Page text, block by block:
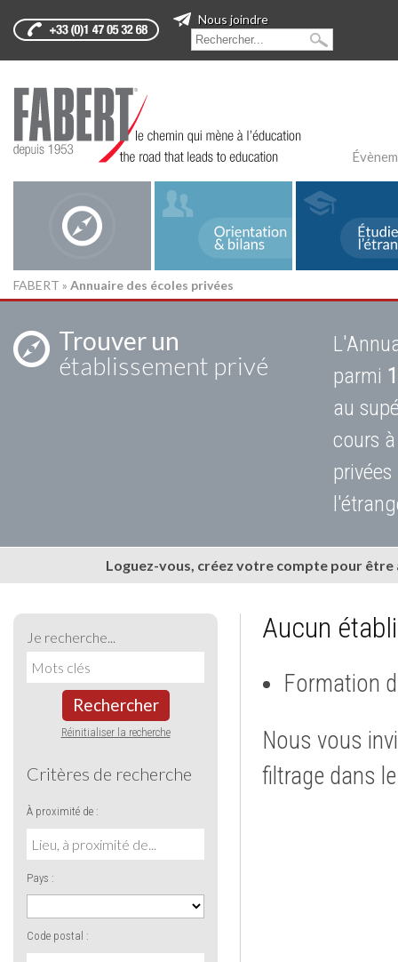
Nous joindre
FABERT » Annuaire des écoles privées
Trouver un
établissement privé
parmi
au
cours
Loguez-vous, créez votre compte pour
Je recherche...
Rechercher
Réinitialiser la recherche
Critères de recherche
À proximité de :
Pays :
Code postal :
Aucun
Formation
Nous vous
filtrage dans